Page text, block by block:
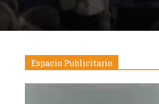
Espacio Publicitario